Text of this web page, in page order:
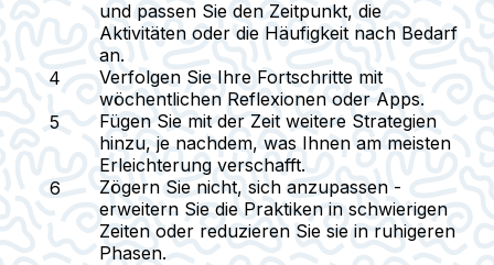
und passen Sie den Zeitpunkt, die
Aktivitäten oder die Häufigkeit nach Bedarf
an.
Verfolgen Sie Ihre Fortschritte mit
wöchentlichen Reflexionen oder Apps.
Fügen Sie mit der Zeit weitere Strategien
hinzu, je nachdem, was Ihnen am meisten
Erleichterung verschafft.
Zögern Sie nicht, sich anzupassen -
erweitern Sie die Praktiken in schwierigen
Zeiten oder reduzieren Sie sie in ruhigeren
Phasen.